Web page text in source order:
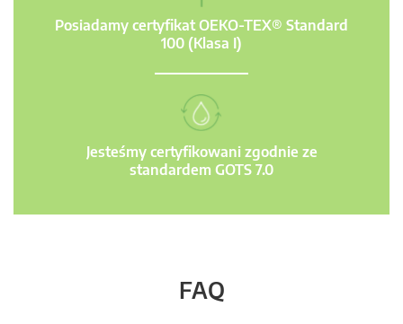
Posiadamy certyfikat OEKO-TEX® Standard
100 (Klasa I)
Jesteśmy certyfikowani zgodnie ze
standardem GOTS 7.0
FAQ